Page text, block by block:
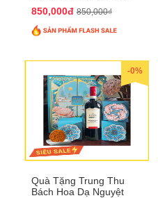
850,000đ 850,000₫
-0%
Quà Tặng Trung Thu
Bách Hoa Dạ Nguyệt